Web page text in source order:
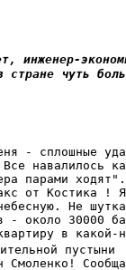
инженер-
чуть
- сплошные
навалилось
парами
от Костика !
Не
- около 30000
пустыни